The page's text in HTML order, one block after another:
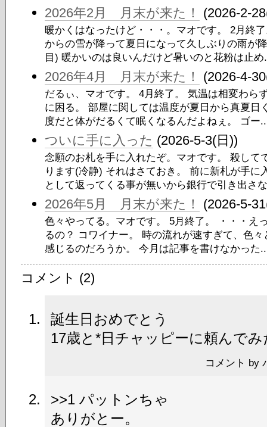
2026年2月 月末が来た！ (2026-2-
暖かくはなったけど・・・。マオです。 2月終
からの雪が降って夏日になって久しぶりの雨が
目) 暖かいのは良いんだけど暑いのと花粉は止め
2026年4月 月末が来た！ (2026-4-
だるぃ、マオです。 4月終了。 気温は相変わら
に困る。 部屋に関しては温度が夏日から真夏日
度だと体がだるくて眠くなるんだよねぇ。 ゴー
ついに手に入った (2026-5-3(日))
念願のお札を手に入れたぞ。マオです。 殺して
ります(冷静) それはさておき。 前に新札が手に
として返ってくる事が無いから銀行で引き出さ
2026年5月 月末が来た！ (2026-5-
色々やってる。マオです。 5月終了。 ・・・え
るの？ コワイナー。 時の流れが速すぎて、色
感じるのだろうか。 今月は記事を書けなかった
コメント (2)
誕生日おめでとう
17歳と*日チャッピーに頼んでみ
コメント by
>>1 パットンちゃ
ありがとー。